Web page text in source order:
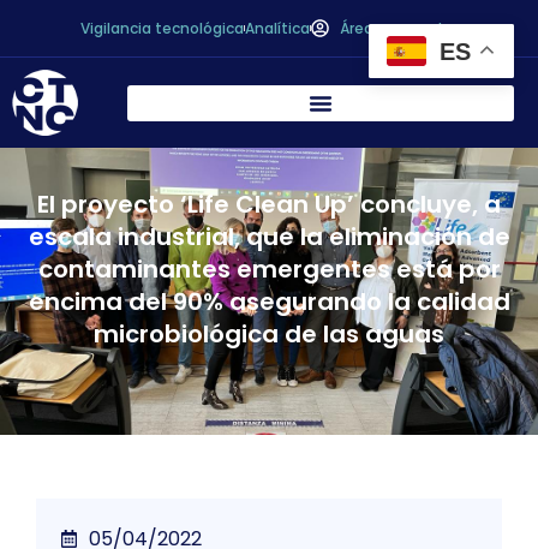
Vigilancia tecnológicaAnalítica Área personal
El proyecto ‘Life Clean Up’ concluye, a
escala industrial, que la eliminación de
contaminantes emergentes está por
encima del 90% asegurando la calidad
microbiológica de las aguas
05/04/2022
ES